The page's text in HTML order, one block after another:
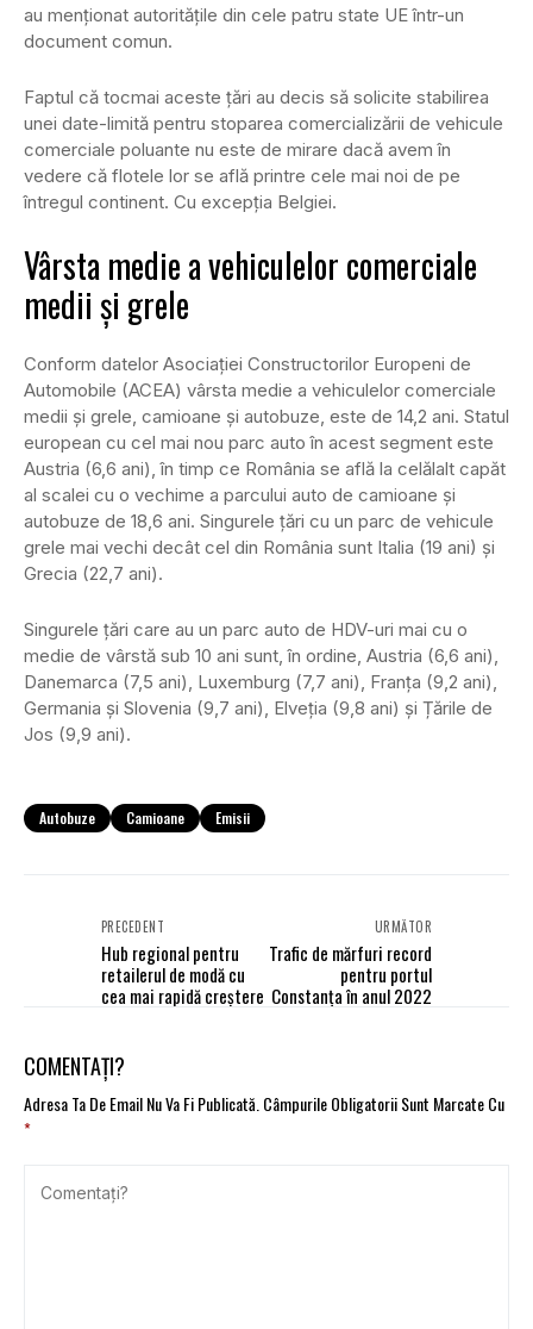
au menționat autoritățile din cele patru state UE într-un
document comun.
Faptul că tocmai aceste țări au decis să solicite stabilirea
unei date-limită pentru stoparea comercializării de vehicule
comerciale poluante nu este de mirare dacă avem în
vedere că flotele lor se află printre cele mai noi de pe
întregul continent. Cu excepția Belgiei.
Vârsta medie a vehiculelor comerciale
medii și grele
Conform datelor Asociației Constructorilor Europeni de
Automobile (ACEA) vârsta medie a vehiculelor comerciale
medii și grele, camioane și autobuze, este de 14,2 ani. Statul
european cu cel mai nou parc auto în acest segment este
Austria (6,6 ani), în timp ce România se află la celălalt capăt
al scalei cu o vechime a parcului auto de camioane și
autobuze de 18,6 ani. Singurele țări cu un parc de vehicule
grele mai vechi decât cel din România sunt Italia (19 ani) și
Grecia (22,7 ani).
Singurele țări care au un parc auto de HDV-uri mai cu o
medie de vârstă sub 10 ani sunt, în ordine, Austria (6,6 ani),
Danemarca (7,5 ani), Luxemburg (7,7 ani), Franța (9,2 ani),
Germania și Slovenia (9,7 ani), Elveția (9,8 ani) și Țările de
Jos (9,9 ani).
Autobuze Camioane Emisii
PRECEDENT
Hub regional pentru
retailerul de modă cu
cea mai rapidă creștere
URMĂTOR
Trafic de mărfuri record
pentru portul
Constanţa în anul 2022
COMENTAȚI?
Adresa Ta De Email Nu Va Fi Publicată. Câmpurile Obligatorii Sunt Marcate Cu
*